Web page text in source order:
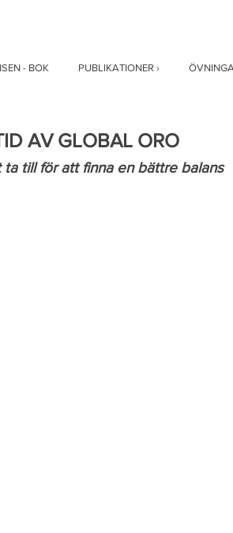
- BOK PUBLIKATIONER ›
AV GLOBAL ORO
till för att finna en bättre balans